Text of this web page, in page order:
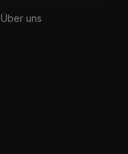
Über uns